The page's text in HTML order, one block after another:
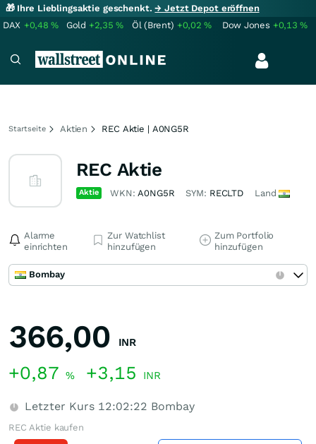
🎁 Ihre Lieblingsaktie geschenkt.→ Jetzt Depot eröffnen
DAX +0,48% Gold +2,35% Öl (Brent) +0,02% Dow Jones +0,13%
Startseite Aktien REC Aktie | A0NG5R
REC Aktie
Aktie WKN:A0NG5R SYM: RECLTD Land
Alarme
einrichten
Zur Watchlist
hinzufügen
Zum Portfolio
hinzufügen
Bombay
366,00 INR
+0,87 % +3,15 INR
Letzter Kurs 12:02:22 Bombay
REC Aktie kaufen